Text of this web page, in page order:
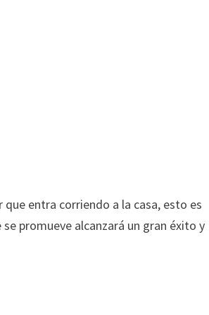
entra corriendo a la casa, esto es
promueve alcanzará un gran éxito y